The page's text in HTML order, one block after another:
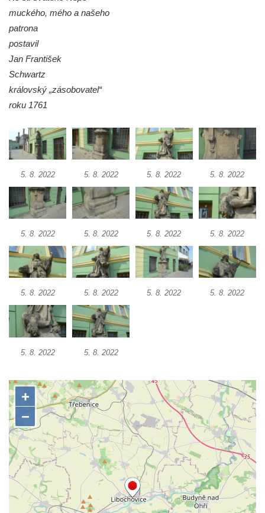
Pamětní deska Tomáše Garrigue Masaryka
na radnici v Českých Budějovicích
Pamětní deska na biskupské rezidenci v
Českých Budějovicích
Pamětní deska Josefa Hloucha na
biskupské rezidenci v Českých
Budějovicích
Socha žáby u rybníčku na Náměstí v
Kamenném Újezdě
Pamětní kámen družebních obcí Kamenný
Socha na náměstí J. V. Kamarýta ve
Velešíně
Pomník J. V. Kamarýta v Krumlovské ulici ve
Velešíně
Pamětní deska arcibiskupa Micara ve
Pamětní deska Vojtěcha Kocmicha na
domě čp. 37 v ulici Betlém v Římově
Pomník na paměť zrušení roboty v Plavu
Socha vodníka v Plavu
Socha svatého Jana Nepomuckého v
Třebušíně
Pamětní deska Johanna Nepomuka
muckého, mého a našeho
patrona
postavil
Jan František
Schwartz
královský „zásobovatel“
roku 1761
5. 8. 2022 5. 8. 2022 5. 8. 2022 5. 8. 2022
5. 8. 2022 5. 8. 2022 5. 8. 2022 5. 8. 2022
5. 8. 2022 5. 8. 2022 5. 8. 2022 5. 8. 2022
5. 8. 2022 5. 8. 2022